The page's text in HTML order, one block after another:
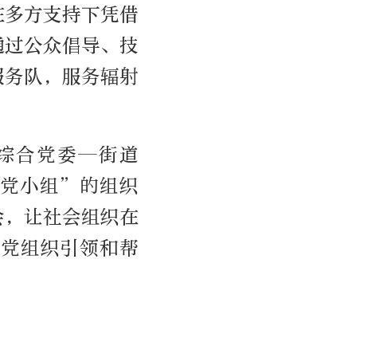
方支持下凭借
公众倡导、技
队，服务辐射
合党委—街道
小组”的组织
让社会组织在
组织引领和帮